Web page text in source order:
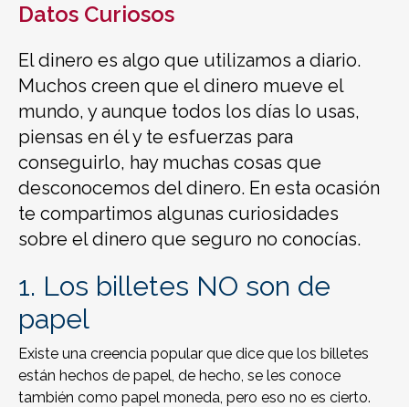
Datos Curiosos
El dinero es algo que utilizamos a diario.
Muchos creen que el dinero mueve el
mundo, y aunque todos los días lo usas,
piensas en él y te esfuerzas para
conseguirlo, hay muchas cosas que
desconocemos del dinero. En esta ocasión
te compartimos algunas curiosidades
sobre el dinero que seguro no conocías.
1. Los billetes NO son de
papel
Existe una creencia popular que dice que los billetes
están hechos de papel, de hecho, se les conoce
también como papel moneda, pero eso no es cierto.